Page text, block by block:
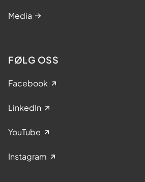
Media
FØLG OSS
Facebook
LinkedIn
YouTube
Instagram